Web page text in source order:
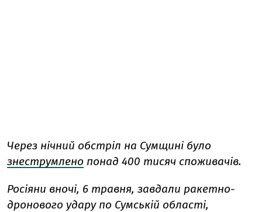
Через нічний обстріл на Сумщині було
знеструмлено понад 400 тисяч споживачів.
Росіяни вночі, 6 травня, завдали ракетно-
дронового удару по Сумській області,